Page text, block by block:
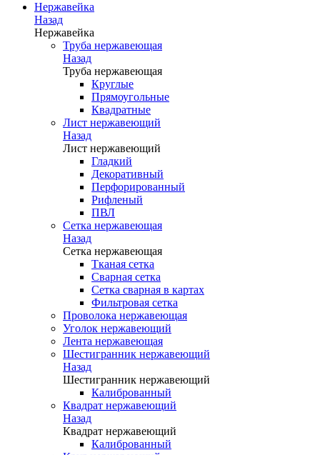
Нержавейка
Назад
Нержавейка
Труба нержавеющая
Назад
Труба нержавеющая
Круглые
Прямоугольные
Квадратные
Лист нержавеющий
Назад
Лист нержавеющий
Гладкий
Декоративный
Перфорированный
Рифленый
ПВЛ
Сетка нержавеющая
Назад
Сетка нержавеющая
Тканая сетка
Сварная сетка
Сетка сварная в картах
Фильтровая сетка
Проволока нержавеющая
Уголок нержавеющий
Лента нержавеющая
Шестигранник нержавеющий
Назад
Шестигранник нержавеющий
Калиброванный
Квадрат нержавеющий
Назад
Квадрат нержавеющий
Калиброванный